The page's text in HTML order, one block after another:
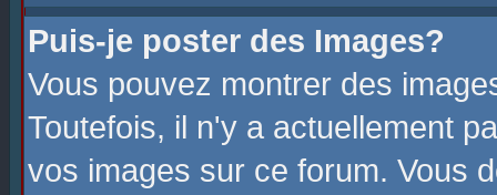
Puis-je poster des Images?
Vous pouvez montrer des
Toutefois, il n'y a actuellement
vos images sur ce forum. Vous